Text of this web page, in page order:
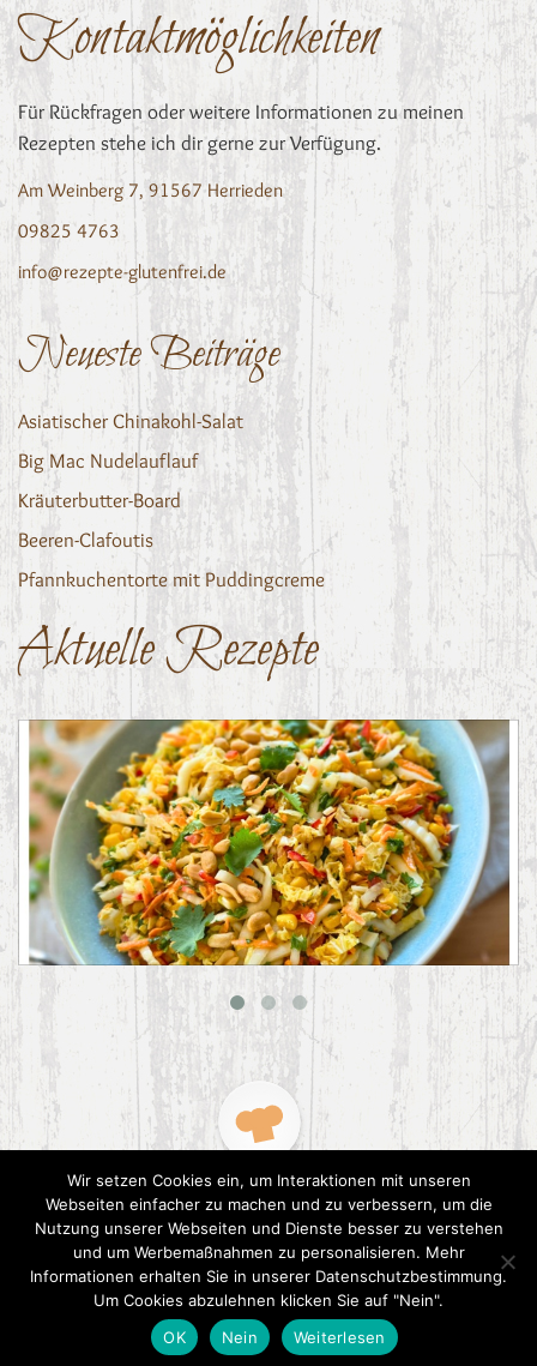
Kontaktmöglichkeiten
Für Rückfragen oder weitere Informationen zu meinen
Rezepten stehe ich dir gerne zur Verfügung.
Am Weinberg 7, 91567 Herrieden
09825 4763
info@rezepte-glutenfrei.de
Neueste Beiträge
Asiatischer Chinakohl-Salat
Big Mac Nudelauflauf
Kräuterbutter-Board
Beeren-Clafoutis
Pfannkuchentorte mit Puddingcreme
Aktuelle Rezepte
Asiatischer Chinakohl-Salat
2015 CookPress. All right reserved.Datenschutz
Wir setzen Cookies ein, um Interaktionen mit unseren
Webseiten einfacher zu machen und zu verbessern, um die
Nutzung unserer Webseiten und Dienste besser zu verstehen
und um Werbemaßnahmen zu personalisieren. Mehr
Informationen erhalten Sie in unserer Datenschutzbestimmung.
Um Cookies abzulehnen klicken Sie auf "Nein".
OK
Nein Weiterlesen